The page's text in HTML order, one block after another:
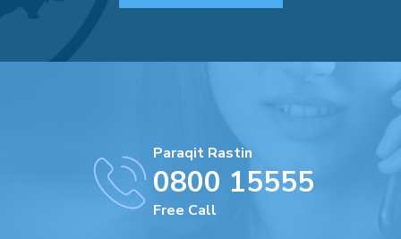
Paraqit Rastin
0800 15555
Free Call